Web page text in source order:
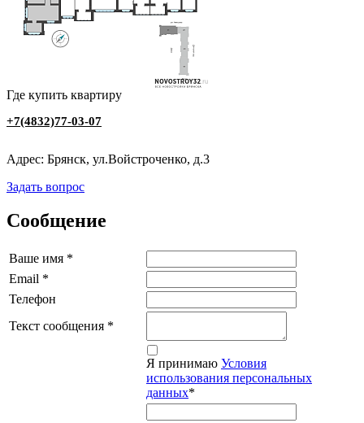
Где купить квартиру
+7(4832)77-03-07
Адрес: Брянск, ул.Войстроченко, д.3
Задать вопрос
Сообщение
Ваше имя *
Email *
Телефон
Текст сообщения *
Я принимаю Условия
использования персональных
данных*